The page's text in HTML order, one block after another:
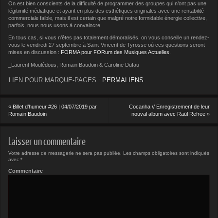
On est bien conscients de la difficulté de programmer des groupes qui n’ont pas une
légitimité médiatique et ayant en plus des esthétiques originales avec une rentabilité
commerciale faible, mais il est certain que malgré notre formidable énergie collective,
parfois, nous nous usons à convaincre.
En tous cas, si vous n’êtes pas totalement démoralisés, on vous conseille un rendez-
vous le vendredi 27 septembre à Saint-Vincent de Tyrosse où ces questions seront
mises en discussion : FORMA pour FORum des Musiques Actuelles
_Laurent Moulédous, Romain Baudoin & Caroline Dufau
LIEN POUR MARQUE-PAGES : PERMALIENS
« Billet d’humeur #26 | 04/07/2019 par
Romain Baudoin
Cocanha // Enregistrement de leur
nouval album avec Raül Refree »
Laisser un commentaire
Votre adresse de messagerie ne sera pas publiée.
Les champs obligatoires sont indiqués
avec*
Commentaire